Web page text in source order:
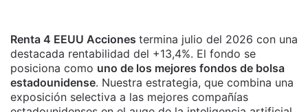
Renta 4 EEUU Acciones termina julio del 2026 con una
destacada rentabilidad del +13,4%. El fondo se
posiciona como uno de los mejores fondos de bolsa
estadounidense. Nuestra estrategia, que combina una
exposición selectiva a las mejores compañías